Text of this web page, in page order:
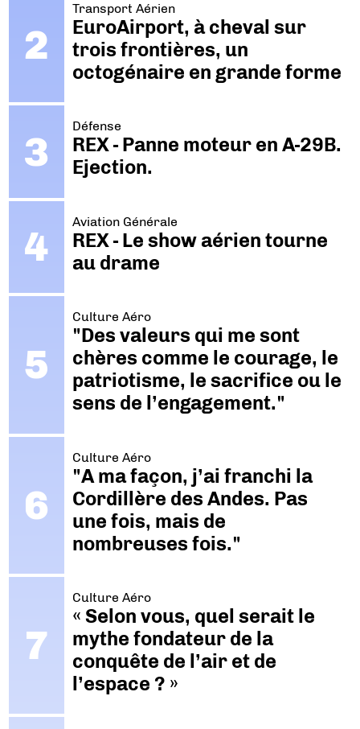
Transport Aérien
EuroAirport, à cheval sur
trois frontières, un
octogénaire en grande forme
Défense
REX - Panne moteur en A-29B.
Ejection.
Aviation Générale
REX - Le show aérien tourne
au drame
Culture Aéro
"Des valeurs qui me sont
chères comme le courage, le
patriotisme, le sacrifice ou le
sens de l’engagement."
Culture Aéro
"A ma façon, j’ai franchi la
Cordillère des Andes. Pas
une fois, mais de
nombreuses fois."
Culture Aéro
« Selon vous, quel serait le
mythe fondateur de la
conquête de l’air et de
l’espace ? »